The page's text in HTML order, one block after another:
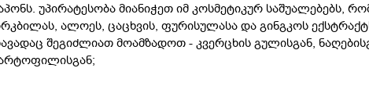
უპირატესობა მიანიჭეთ იმ კოსმეტიკურ საშუალებებს,
ალოეს, ცაცხვის, ფურისულასა და გინგკოს
შეგიძლიათ მოამზადოთ - კვერცხის გულისგან,